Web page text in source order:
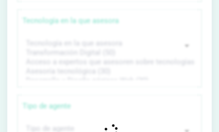
Tecnología en la que asesora
Tipo de agente